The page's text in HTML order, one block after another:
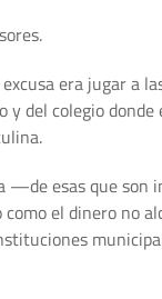
era jugar a
y del colegio
—de esas que son
el dinero no